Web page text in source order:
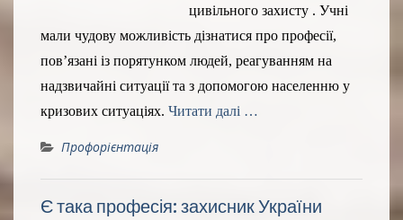
цивільного захисту . Учні
мали чудову можливість дізнатися про професії,
пов’язані із порятунком людей, реагуванням на
надзвичайні ситуації та з допомогою населенню у ​​
кризових ситуаціях. Читати далі …
Профорієнтація
Є така професія: захисник України